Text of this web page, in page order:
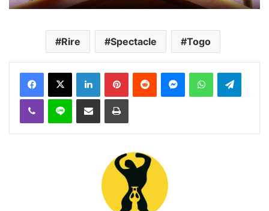
Rire Spectacle Togo
FacebookX Linkedin PinterestReddit MessengerWhatsAppTelegram
Viber Ligne Partager par email Imprimer